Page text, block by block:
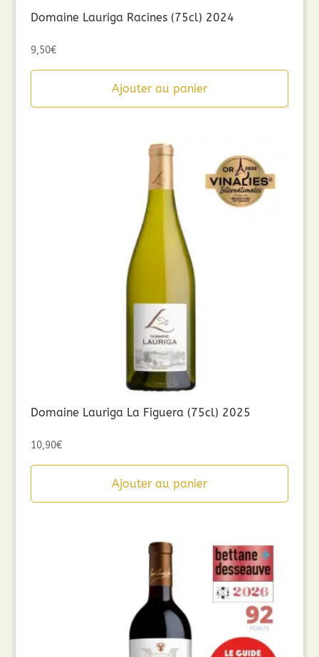
Domaine Lauriga Racines (75cl) 2024
9,50€
Ajouter au panier
Domaine Lauriga La Figuera (75cl) 2025
10,90€
Ajouter au panier